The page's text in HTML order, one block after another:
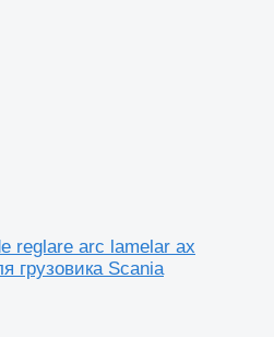
reglare arc lamelar ax
грузовика Scania